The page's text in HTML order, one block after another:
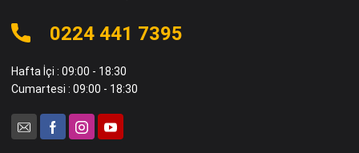
0224 441 7395
Hafta İçi : 09:00 - 18:30
Cumartesi : 09:00 - 18:30